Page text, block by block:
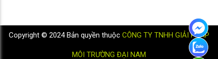
Copyright © 2024 Bản quyền thuộc CÔNG TY TNHH GIẢI PHÁP
MÔI TRƯỜNG ĐẠI NAM